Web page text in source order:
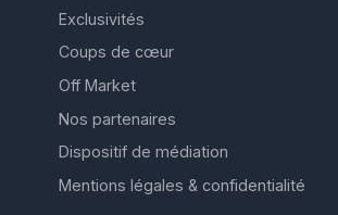
Exclusivités
Coups de cœur
Off Market
Nos partenaires
Dispositif de médiation
Mentions légales & confidentialité